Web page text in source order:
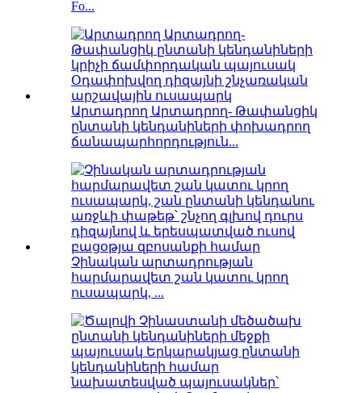
Fo...
Արտադրող Արտադրող- Թափանցիկ
ընտանի կենդանիների փոխադրող
ճանապարհորդություն...
Չինական արտադրության
հարմարավետ շան կատու կրող
ուսապարկ, ...